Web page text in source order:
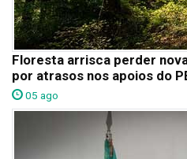
Floresta arrisca perder
por atrasos nos apoios do
05 ago